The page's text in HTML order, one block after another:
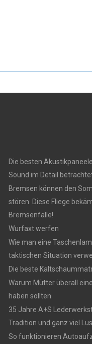
Die besten
Sound im Detail
Bremsen können den
stören. Diese Fliege
Bremsenfalle!
Wurfaxt werfen
Wie man eine
taktischen Situation
Die beste
Warum Mütter überall
haben sollten
35 Jahre A+S
Tradition und ganz viel
So funktionieren